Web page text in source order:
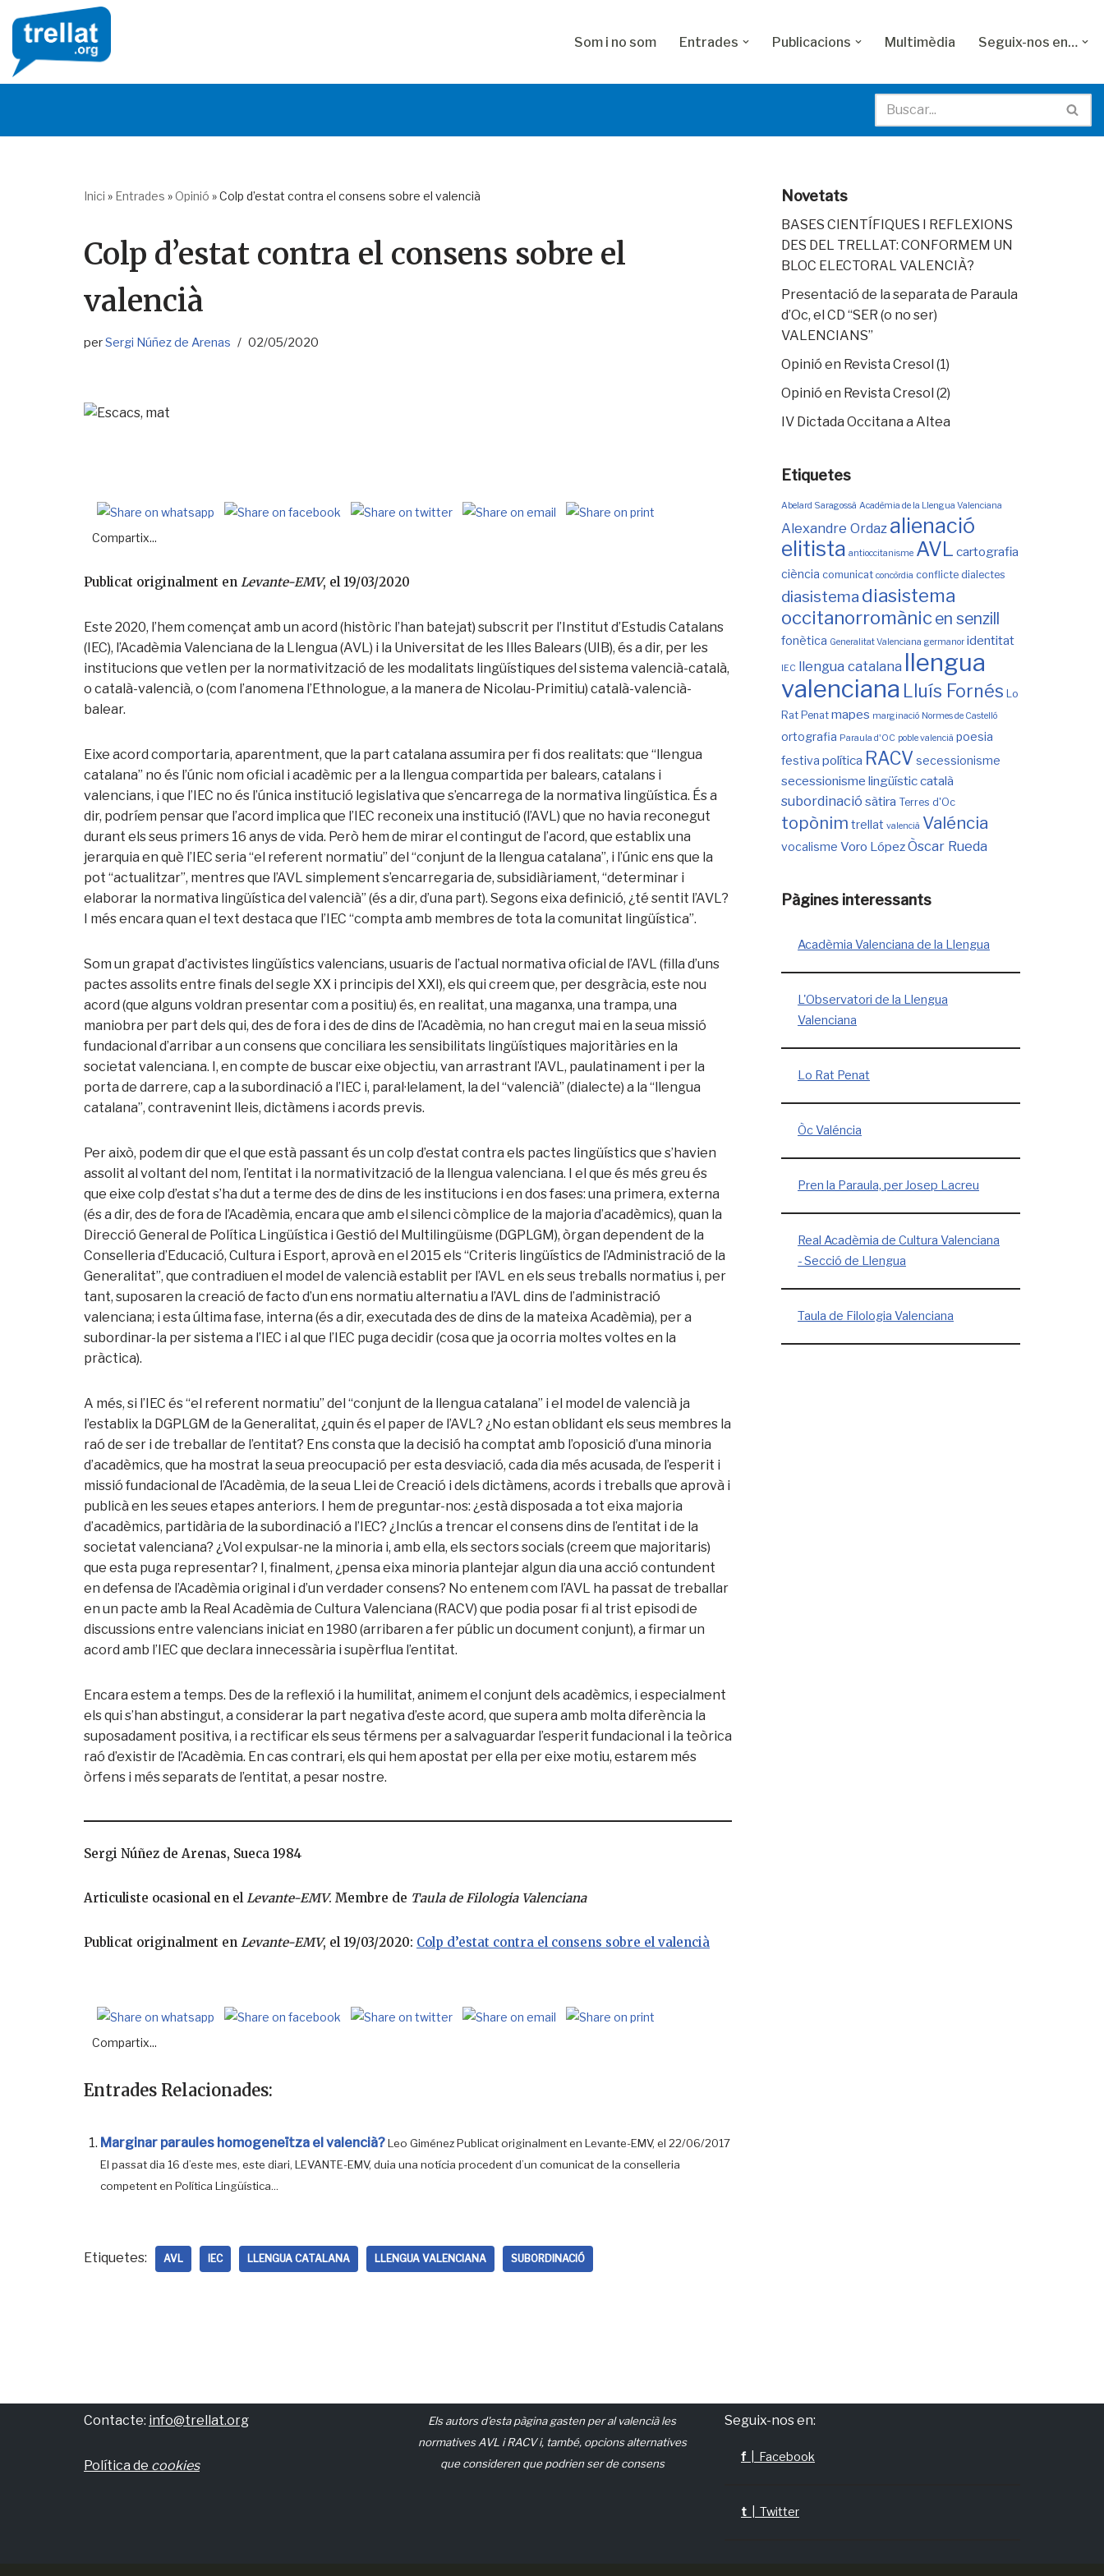
Skip
to
content
Som i no som Entrades Publicacions Multimèdia Seguix-nos en…
Inici » Entrades »Opinió »Colp d’estat contra el consens sobre el valencià
Colp d’estat contra el consens sobre el
valencià
perSergi Núñez de Arenas 02/05/2020
Compartix...
Publicat originalment en Levante-EMV, el 19/03/2020
Este 2020, l’hem començat amb un acord (històric l’han batejat) subscrit per l’Institut d’Estudis Catalans
(IEC), l’Acadèmia Valenciana de la Llengua (AVL) i la Universitat de les Illes Balears (UIB), és a dir, per les
institucions que vetlen per la normativització de les modalitats lingüístiques del sistema valencià-català,
o català-valencià, o (com l’anomena l’Ethnologue, a la manera de Nicolau-Primitiu) català-valencià-
balear.
Eixe acord comportaria, aparentment, que la part catalana assumira per fi dos realitats: que “llengua
catalana” no és l’únic nom oficial i acadèmic per a la llengua compartida per balears, catalans i
valencians, i que l’IEC no és l’única institució legislativa que s’encarrega de la normativa lingüística. És a
dir, podríem pensar que l’acord implica que l’IEC reconeix una institució (l’AVL) que no havia reconegut
durant els seus primers 16 anys de vida. Però hem de mirar el contingut de l’acord, que establix una
jerarquia en què l’IEC seria “el referent normatiu” del “conjunt de la llengua catalana”, i l’únic ens que la
pot “actualitzar”, mentres que l’AVL simplement s’encarregaria de, subsidiàriament, “determinar i
elaborar la normativa lingüística del valencià” (és a dir, d’una part). Segons eixa definició, ¿té sentit l’AVL?
I més encara quan el text destaca que l’IEC “compta amb membres de tota la comunitat lingüística”.
Som un grapat d’activistes lingüístics valencians, usuaris de l’actual normativa oficial de l’AVL (filla d’uns
pactes assolits entre finals del segle XX i principis del XXI), els qui creem que, per desgràcia, este nou
acord (que alguns voldran presentar com a positiu) és, en realitat, una maganxa, una trampa, una
maniobra per part dels qui, des de fora i des de dins de l’Acadèmia, no han cregut mai en la seua missió
fundacional d’arribar a un consens que conciliara les sensibilitats lingüístiques majoritàries en la
societat valenciana. I, en compte de buscar eixe objectiu, van arrastrant l’AVL, paulatinament i per la
porta de darrere, cap a la subordinació a l’IEC i, paral·lelament, la del “valencià” (dialecte) a la “llengua
catalana”, contravenint lleis, dictàmens i acords previs.
Per això, podem dir que el que està passant és un colp d’estat contra els pactes lingüístics que s’havien
assolit al voltant del nom, l’entitat i la normativització de la llengua valenciana. I el que és més greu és
que eixe colp d’estat s’ha dut a terme des de dins de les institucions i en dos fases: una primera, externa
(és a dir, des de fora de l’Acadèmia, encara que amb el silenci còmplice de la majoria d’acadèmics), quan la
Direcció General de Política Lingüística i Gestió del Multilingüisme (DGPLGM), òrgan dependent de la
Conselleria d’Educació, Cultura i Esport, aprovà en el 2015 els “Criteris lingüístics de l’Administració de la
Generalitat”, que contradiuen el model de valencià establit per l’AVL en els seus treballs normatius i, per
tant, suposaren la creació de facto d’un ens normatiu alternatiu a l’AVL dins de l’administració
valenciana; i esta última fase, interna (és a dir, executada des de dins de la mateixa Acadèmia), per a
subordinar-la per sistema a l’IEC i al que l’IEC puga decidir (cosa que ja ocorria moltes voltes en la
pràctica).
A més, si l’IEC és “el referent normatiu” del “conjunt de la llengua catalana” i el model de valencià ja
l’establix la DGPLGM de la Generalitat, ¿quin és el paper de l’AVL? ¿No estan oblidant els seus membres la
raó de ser i de treballar de l’entitat? Ens consta que la decisió ha comptat amb l’oposició d’una minoria
d’acadèmics, que ha mostrat la seua preocupació per esta desviació, cada dia més acusada, de l’esperit i
missió fundacional de l’Acadèmia, de la seua Llei de Creació i dels dictàmens, acords i treballs que aprovà i
publicà en les seues etapes anteriors. I hem de preguntar-nos: ¿està disposada a tot eixa majoria
d’acadèmics, partidària de la subordinació a l’IEC? ¿Inclús a trencar el consens dins de l’entitat i de la
societat valenciana? ¿Vol expulsar-ne la minoria i, amb ella, els sectors socials (creem que majoritaris)
que esta puga representar? I, finalment, ¿pensa eixa minoria plantejar algun dia una acció contundent
en defensa de l’Acadèmia original i d’un verdader consens? No entenem com l’AVL ha passat de treballar
en un pacte amb la Real Acadèmia de Cultura Valenciana (RACV) que podia posar fi al trist episodi de
discussions entre valencians iniciat en 1980 (arribaren a fer públic un document conjunt), a firmar un
acord amb l’IEC que declara innecessària i supèrflua l’entitat.
Encara estem a temps. Des de la reflexió i la humilitat, animem el conjunt dels acadèmics, i especialment
els qui s’han abstingut, a considerar la part negativa d’este acord, que supera amb molta diferència la
suposadament positiva, i a rectificar els seus térmens per a salvaguardar l’esperit fundacional i la teòrica
raó d’existir de l’Acadèmia. En cas contrari, els qui hem apostat per ella per eixe motiu, estarem més
òrfens i més separats de l’entitat, a pesar nostre.
Sergi Núñez de Arenas, Sueca 1984
Articuliste ocasional en el Levante-EMV. Membre de Taula de Filologia Valenciana
Publicat originalment en Levante-EMV, el 19/03/2020: Colp d’estat contra el consens sobre el valencià
Compartix...
Entrades Relacionades:
Marginar paraules homogeneïtza el valencià?Leo Giménez Publicat originalment en Levante-EMV, el 22/06/2017
El passat dia 16 d’este mes, este diari, LEVANTE-EMV, duia una notícia procedent d’un comunicat de la conselleria
competent en Política Lingüística...
Etiquetes: AVL IEC LLENGUA CATALANA LLENGUA VALENCIANA SUBORDINACIÓ
Novetats
BASES CIENTÍFIQUES I REFLEXIONS
DES DEL TRELLAT: CONFORMEM UN
BLOC ELECTORAL VALENCIÀ?
Presentació de la separata de Paraula
d’Oc, el CD “SER (o no ser)
VALENCIANS”
Opinió en Revista Cresol (1)
Opinió en Revista Cresol (2)
IV Dictada Occitana a Altea
Etiquetes
Abelard Saragossà Acadèmia de la Llengua Valenciana
Alexandre Ordaz alienació
elitista antioccitanisme AVL cartografia
ciència comunicat concòrdia conflicte dialectes
diasistema diasistema
occitanorromànic en senzill
fonètica Generalitat Valenciana germanor identitat
IEC llengua catalana llengua
valenciana Lluís Fornés Lo
Rat Penat mapes marginació Normes de Castelló
ortografia Paraula d'OC poble valencià poesia
festiva política RACV secessionisme
secessionisme lingüístic català
subordinació sàtira Terres d'Oc
topònim trellat valencià Valéncia
vocalisme Voro LópezÒscar Rueda
Pàgines interessants
Acadèmia Valenciana de la Llengua
L'Observatori de la Llengua
Valenciana
Lo Rat Penat
Òc Valéncia
Pren la Paraula, per Josep Lacreu
Real Acadèmia de Cultura Valenciana
- Secció de Llengua
Taula de Filologia Valenciana
Contacte: info@trellat.org
Política de cookies
Els autors d'esta pàgina gasten per al valencià les
normatives AVL i RACV i, també, opcions alternatives
que consideren que podrien ser de consens
Seguix-nos en:
f| Facebook
t | Twitter